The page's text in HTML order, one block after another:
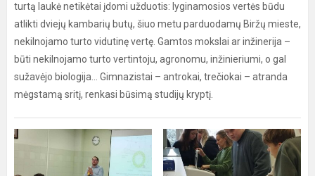
turtą laukė netikėtai įdomi užduotis: lyginamosios vertės būdu
atlikti dviejų kambarių butų, šiuo metu parduodamų Biržų mieste,
nekilnojamo turto vidutinę vertę. Gamtos mokslai ar inžinerija –
būti nekilnojamo turto vertintoju, agronomu, inžinieriumi, o gal
sužavėjo biologija... Gimnazistai – antrokai, trečiokai – atranda
mėgstamą sritį, renkasi būsimą studijų kryptį.